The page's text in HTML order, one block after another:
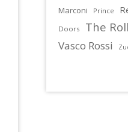
Marconi
Prince
Doors
The
Vasco Rossi